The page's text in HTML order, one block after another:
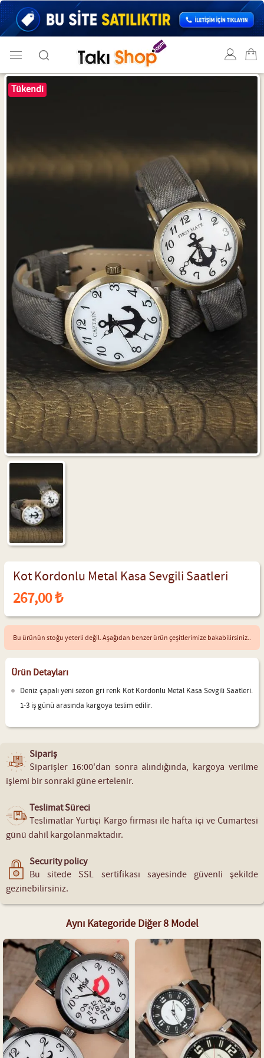
Tükendi
Kot Kordonlu Metal Kasa Sevgili Saatleri
267,00 ₺
Bu ürünün stoğu yeterli değil. Aşağıdan benzer ürün çeşitlerimize bakabilirsiniz..
Ürün Detayları
Deniz çapalı yeni sezon gri renk Kot Kordonlu Metal Kasa Sevgili Saatleri.
1-3 iş günü arasında kargoya teslim edilir.
Sipariş
Siparişler 16:00'dan sonra alındığında, kargoya verilme
işlemi bir sonraki güne ertelenir.
Teslimat Süreci
Teslimatlar Yurtiçi Kargo firması ile hafta içi ve Cumartesi
günü dahil kargolanmaktadır.
Security policy
Bu sitede SSL sertifikası sayesinde güvenli şekilde
gezinebilirsiniz.
Aynı Kategoride Diğer 8 Model